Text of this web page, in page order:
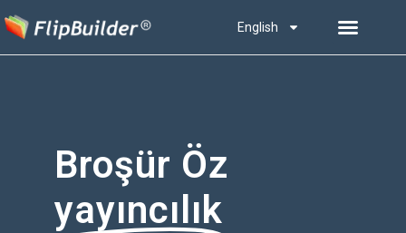
English
Broşür Öz
yayıncılık